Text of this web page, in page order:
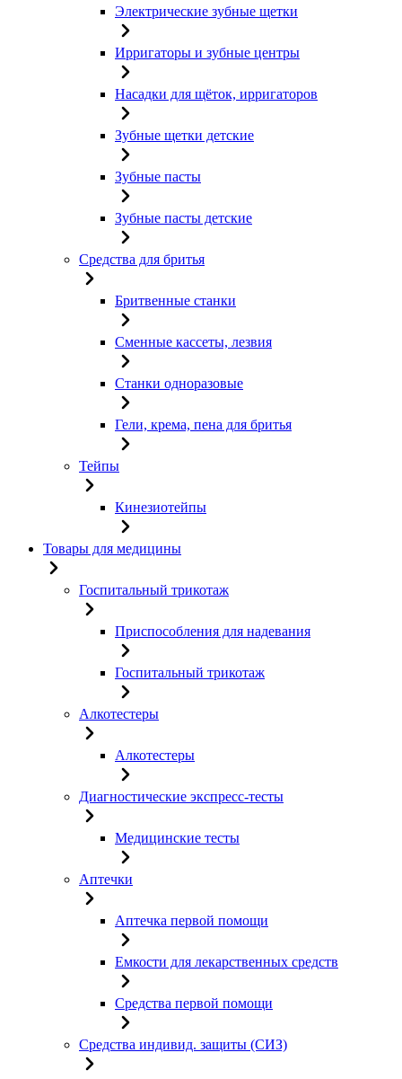
Электрические зубные щетки
Ирригаторы и зубные центры
Насадки для щёток, ирригаторов
Зубные щетки детские
Зубные пасты
Зубные пасты детские
Средства для бритья
Бритвенные станки
Сменные кассеты, лезвия
Станки одноразовые
Гели, крема, пена для бритья
Тейпы
Кинезиотейпы
Товары для медицины
Госпитальный трикотаж
Приспособления для надевания
Госпитальный трикотаж
Алкотестеры
Алкотестеры
Диагностические экспресс-тесты
Медицинские тесты
Аптечки
Аптечка первой помощи
Емкости для лекарственных средств
Средства первой помощи
Средства индивид. защиты (СИЗ)